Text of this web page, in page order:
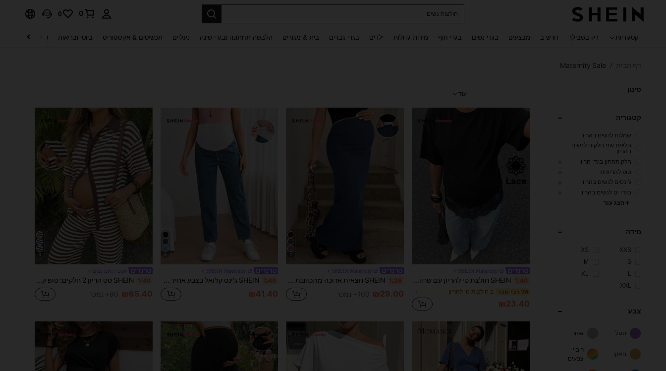
חולצות נשים
0
0
קטגוריות רק בשבילך חדש ב מבצעים בגדי נשים בגדי חוף מידות גדולות ילדים בגדי גברים בית & מגורים הלבשה תחתונה ובגדי שינה נעליים תכשיטים & אקססוריס ביוטי ובריאות טקסטיל לבית
/
Maternity Sale
סינון
קטגוריה
שמלות לנשים בהריון
חליפת שני חלקים לנשים
בהריון
חלק תחתון בגדי הריון
טופ להריונית
ג'ינסים לנשים בהריון
בגדי ים לנשים בהריון
הצג עור
מידה
XXS
XS
S
M
L
XL
XXL
צבע
סגול אפור
חאקי
ריבוי
צבעים
עוד
%40
7# רבי מכר ב חולצות טי להריון
₪23.40
7
%26
₪29.00 100+ נמכר
6
%40
₪41.40
4
%40
₪65.40 90+ נמכר